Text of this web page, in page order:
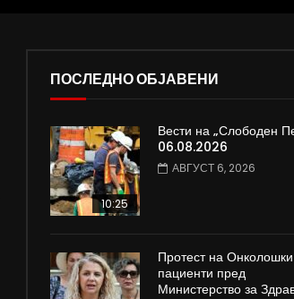
ПОСЛЕДНО ОБЈАВЕНИ
10:25
Вести на „Слободен
06.08.2026
АВГУСТ 6, 2026
Протест на Онколошки
пациенти пред
Министерство за